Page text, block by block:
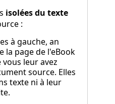
isolées du texte
:
à gauche, an
la page de l'eBook
leur avez
source. Elles
texte ni à leur